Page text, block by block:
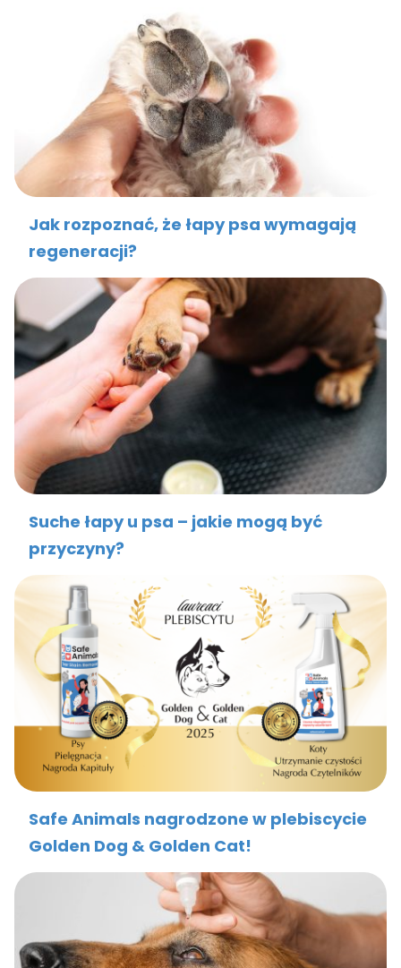
Jak rozpoznać, że łapy psa wymagają
regeneracji?
Suche łapy u psa – jakie mogą być
przyczyny?
Safe Animals nagrodzone w plebiscycie
Golden Dog & Golden Cat!